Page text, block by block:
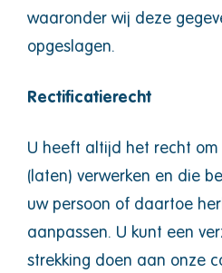
waaronder wij deze
opgeslagen.
Rectificatierecht
U heeft altijd het recht om
(laten) verwerken en die
uw persoon of daartoe
aanpassen. U kunt een
strekking doen aan onze